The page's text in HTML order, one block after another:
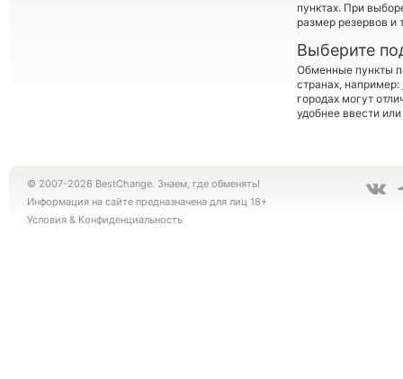
пунктах. При
размер резервов и
Выберите
Обменные пункты
странах, например:
городах могут
удобнее ввести
© 2007-2026 BestChange. Знаем, где обменять!
Информация на сайте предназначена для лиц 18+
Условия & Конфиденциальность